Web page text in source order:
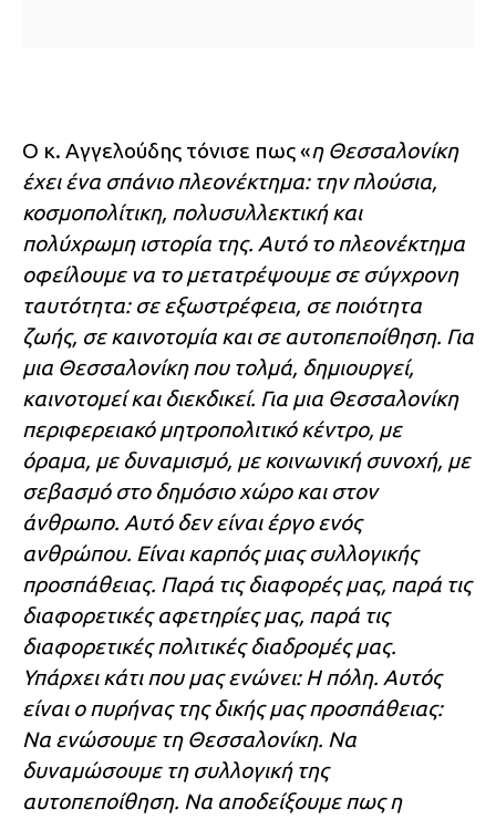
Ο κ. Αγγελούδης τόνισε πως «η Θεσσαλονίκη
έχει ένα σπάνιο πλεονέκτημα: την πλούσια,
κοσμοπολίτικη, πολυσυλλεκτική και
πολύχρωμη ιστορία της. Αυτό το πλεονέκτημα
οφείλουμε να το μετατρέψουμε σε σύγχρονη
ταυτότητα: σε εξωστρέφεια, σε ποιότητα
ζωής, σε καινοτομία και σε αυτοπεποίθηση. Για
μια Θεσσαλονίκη που τολμά, δημιουργεί,
καινοτομεί και διεκδικεί. Για μια Θεσσαλονίκη
περιφερειακό μητροπολιτικό κέντρο, με
όραμα, με δυναμισμό, με κοινωνική συνοχή, με
σεβασμό στο δημόσιο χώρο και στον
άνθρωπο. Αυτό δεν είναι έργο ενός
ανθρώπου. Είναι καρπός μιας συλλογικής
προσπάθειας. Παρά τις διαφορές μας, παρά τις
διαφορετικές αφετηρίες μας, παρά τις
διαφορετικές πολιτικές διαδρομές μας.
Υπάρχει κάτι που μας ενώνει: Η πόλη. Αυτός
είναι ο πυρήνας της δικής μας προσπάθειας:
Να ενώσουμε τη Θεσσαλονίκη. Να
δυναμώσουμε τη συλλογική της
αυτοπεποίθηση. Να αποδείξουμε πως η